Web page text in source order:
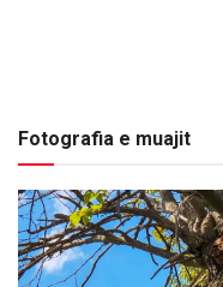
Fotografia e muajit